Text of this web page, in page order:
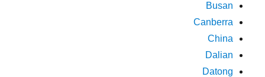
Busan
Canberra
China
Dalian
Datong